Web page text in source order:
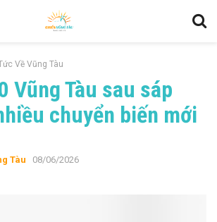
Về Vũng Tàu
Vũng Tàu sau sáp
chuyển biến mới
Tàu 08/06/2026